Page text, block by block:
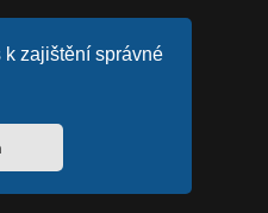
k zajištění správné